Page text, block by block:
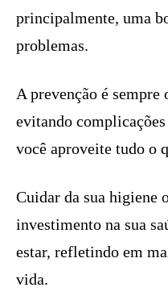
principalmente, uma
problemas.
A prevenção é
evitando
você aproveite tudo o
Cuidar da sua higiene
investimento na sua
estar, refletindo em
vida.